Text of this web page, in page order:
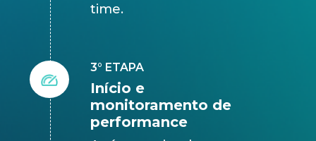
time.
3° ETAPA
Início e
monitoramento de
performance